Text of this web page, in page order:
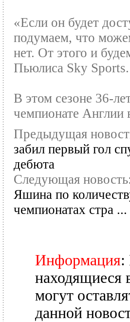
«Если он будет
подумаем, что
нет. От этого и
Пьюлиса Sky Sports.
В этом сезоне 36-
чемпионате Англии
Предыдущая
забил первый гол
дебюта
Следующая
Яшина по
чемпионатах стра ...
Информация:
находящиеся
могут
данной